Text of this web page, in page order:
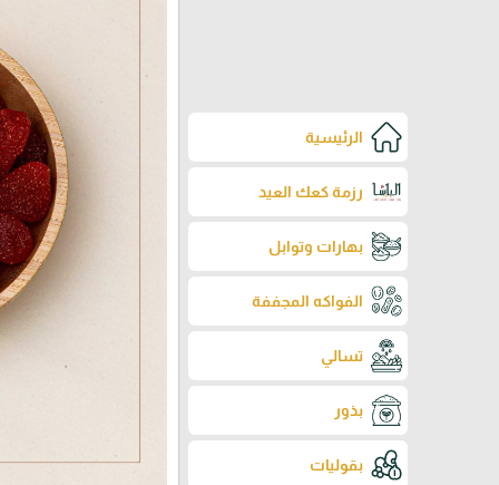
الرئيسية
رزمة كعك العيد
بهارات وتوابل
الفواكه المجففة
تسالي
بذور
بقوليات